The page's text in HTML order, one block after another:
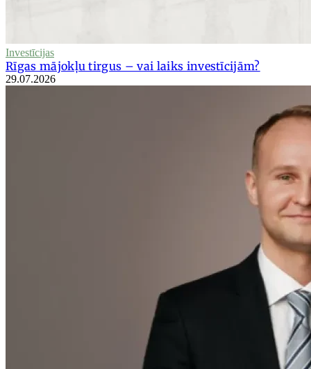
Investīcijas
Rīgas mājokļu tirgus – vai laiks investīcijām?
29.07.2026